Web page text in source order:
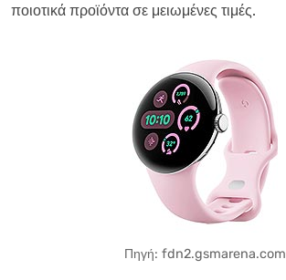
ποιοτικά προϊόντα σε μειωμένες τιμές.
Πηγή: fdn2.gsmarena.com